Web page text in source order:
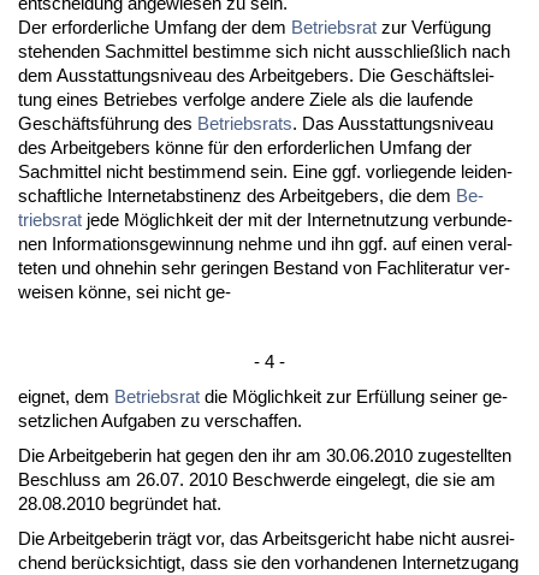
Der er­for­der­li­che Um­fang der dem Be­triebs­rat zur Verfügung
ste­hen­den Sach­mit­tel be­stim­me sich nicht aus­sch­ließlich nach
dem Aus­stat­tungs­ni­veau des Ar­beit­ge­bers. Die Geschäfts­lei­
tung ei­nes Be­trie­bes ver­fol­ge an­de­re Zie­le als die lau­fen­de
Geschäftsführung des Be­triebs­rats. Das Aus­stat­tungs­ni­veau
des Ar­beit­ge­bers könne für den er­for­der­li­chen Um­fang der
Sach­mit­tel nicht be­stim­mend sein. Ei­ne ggf. vor­lie­gen­de lei­den­
schaft­li­che In­ter­net­absti­nenz des Ar­beit­ge­bers, die dem Be­
triebs­rat je­de Möglich­keit der mit der In­ter­net­nut­zung ver­bun­de­
nen In­for­ma­ti­ons­ge­win­nung neh­me und ihn ggf. auf ei­nen ver­al­
te­ten und oh­ne­hin sehr ge­rin­gen Be­stand von Fach­li­te­ra­tur ver­
wei­sen könne, sei nicht ge-
- 4 -
eig­net, dem Be­triebs­rat die Möglich­keit zur Erfüllung sei­ner ge­
setz­li­chen Auf­ga­ben zu ver­schaf­fen.
Die Ar­beit­ge­be­rin hat ge­gen den ihr am 30.06.2010 zu­ge­stell­ten
Be­schluss am 26.07. 2010 Be­schwer­de ein­ge­legt, die sie am
28.08.2010 be­gründet hat.
Die Ar­beit­ge­be­rin trägt vor, das Ar­beits­ge­richt ha­be nicht aus­rei­
chend berück­sich­tigt, dass sie den vor­han­de­nen In­ter­net­zu­gang